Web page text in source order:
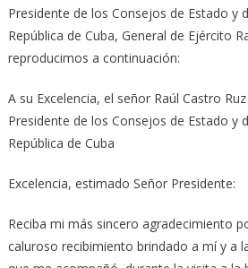
Presidente de los Consejos de Estado y
República de Cuba, General de Ejército
reproducimos a continuación:
A su Excelencia, el señor Raúl Castro Ruz
Presidente de los Consejos de Estado y
República de Cuba
Excelencia, estimado Señor Presidente:
Reciba mi más sincero agradecimiento
caluroso recibimiento brindado a mí y a